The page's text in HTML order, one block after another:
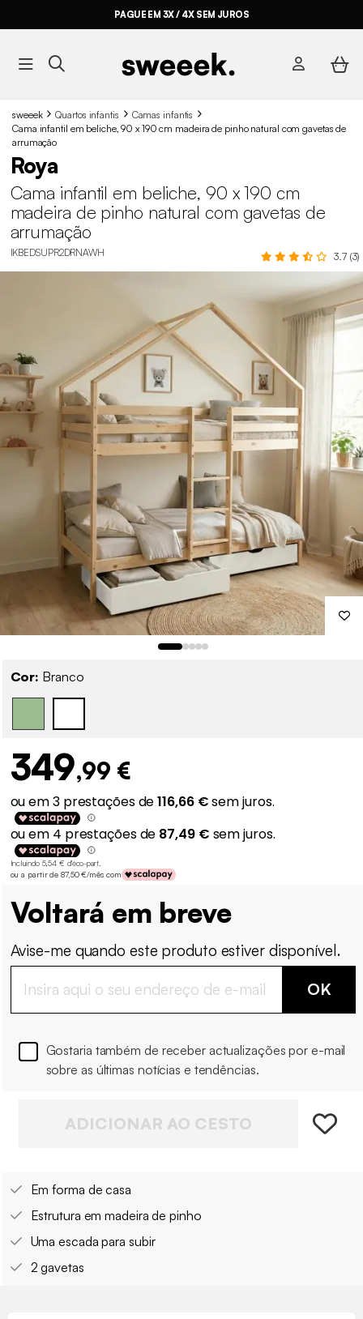
PAGUE EM 3X / 4X SEM JUROS
sweeek Quartos infantis
Camas infantis
Cama infantil em beliche, 90 x 190 cm madeira de pinho natural com gavetas de
arrumação
Roya
Cama infantil em beliche, 90 x 190 cm
madeira de pinho natural com gavetas de
arrumação
IKBEDSUPR2DRNAWH 3.7 (3)
Cor: Branco
349,99 €
Incluindo 5,54 € d'éco-part.
ou a partir de 87,50 €/mês com
Voltará em breve
Avise-me quando este produto estiver disponível.
OK
Gostaria também de receber actualizações por e-mail
sobre as últimas notícias e tendências.
ADICIONAR AO CESTO
Em forma de casa
Estrutura em madeira de pinho
Uma escada para subir
2 gavetas